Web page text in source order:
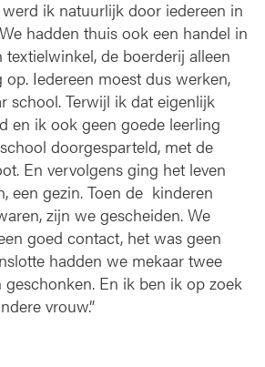
ik natuurlijk door iedereen in
hadden thuis ook een handel in
textielwinkel, de boerderij alleen
Iedereen moest dus werken,
school. Terwijl ik dat eigenlijk
en ik ook geen goede leerling
doorgesparteld, met de
En vervolgens ging het leven
een gezin. Toen de kinderen
zijn we gescheiden. We
goed contact, het was geen
hadden we mekaar twee
En ik ben ik op zoek
vrouw.”